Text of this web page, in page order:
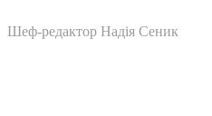
Шеф-редактор Надія Сеник